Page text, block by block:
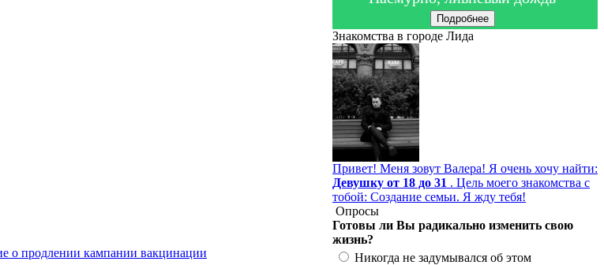
о продлении кампании вакцинации
Подробнее
Знакомства в городе Лида
Привет! Меня зовут Валера! Я очень хочу найти:
Девушку от 18 до 31 . Цель моего знакомства с
тобой: Создание семьи. Я жду тебя!
Опросы
Готовы ли Вы радикально изменить свою
жизнь?
Никогда не задумывался об этом